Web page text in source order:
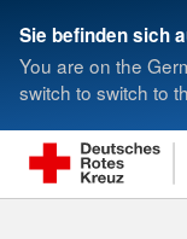
Sie befinden sich
You are on the
switch to switch to